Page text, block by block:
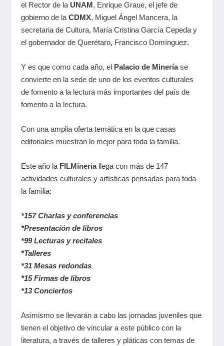
el Rector de la UNAM, Enrique Graue, el jefe de
gobierno de laCDMX, Miguel Ángel Mancera, la
secretaria de Cultura, María Cristina García Cepeda y
el gobernador de Querétaro, Francisco Domínguez.
Y es que como cada año, el Palacio de Mineríase
convierte en la sede de uno de los eventos culturales
de fomento a la lectura más importantes del país de
fomento a la lectura.
Con una amplia oferta temática en la que casas
editoriales muestran lo mejor para toda la familia.
Este año la FILMineríallega con más de 147
actividades culturales y artísticas pensadas para toda
la familia:
*157 Charlas y conferencias
*Presentación de libros
*99 Lecturas y recitales
*Talleres
*31 Mesas redondas
*15 Firmas de libros
*13 Conciertos
Asimismo se llevarán a cabo las jornadas juveniles que
tienen el objetivo de vincular a este público con la
literatura, a través de talleres y pláticas con temas de